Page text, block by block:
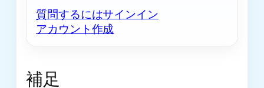
質問するにはサインイン
アカウント作成
補足